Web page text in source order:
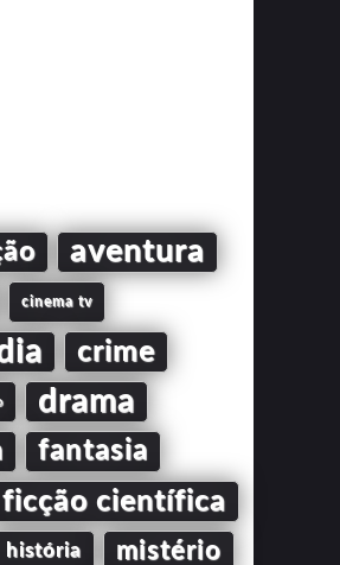
aventura
cinema tv
crime
drama
fantasia
ficção científica
história mistério